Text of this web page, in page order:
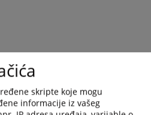
skripte koje mogu
informacije iz vašeg